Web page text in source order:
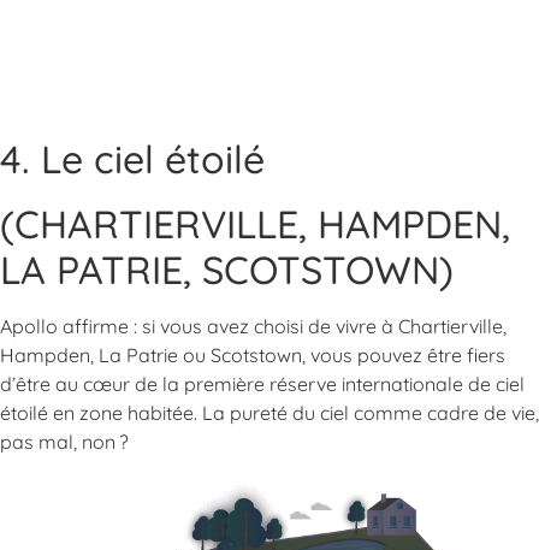
4. Le ciel étoilé
(CHARTIERVILLE, HAMPDEN,
LA PATRIE, SCOTSTOWN)
Apollo affirme : si vous avez choisi de vivre à Chartierville,
Hampden, La Patrie ou Scotstown, vous pouvez être fiers
d’être au cœur de la première réserve internationale de ciel
étoilé en zone habitée. La pureté du ciel comme cadre de vie,
pas mal, non ?